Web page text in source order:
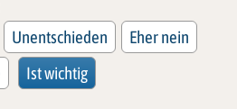
Unentschieden
Eher nein
Ist wichtig